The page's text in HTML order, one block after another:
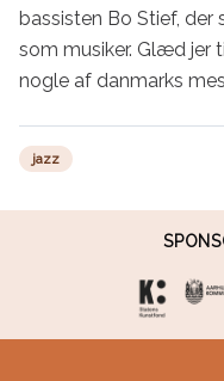
bassisten Bo Stief,
som musiker. Glæd jer
nogle af danmarks
jazz